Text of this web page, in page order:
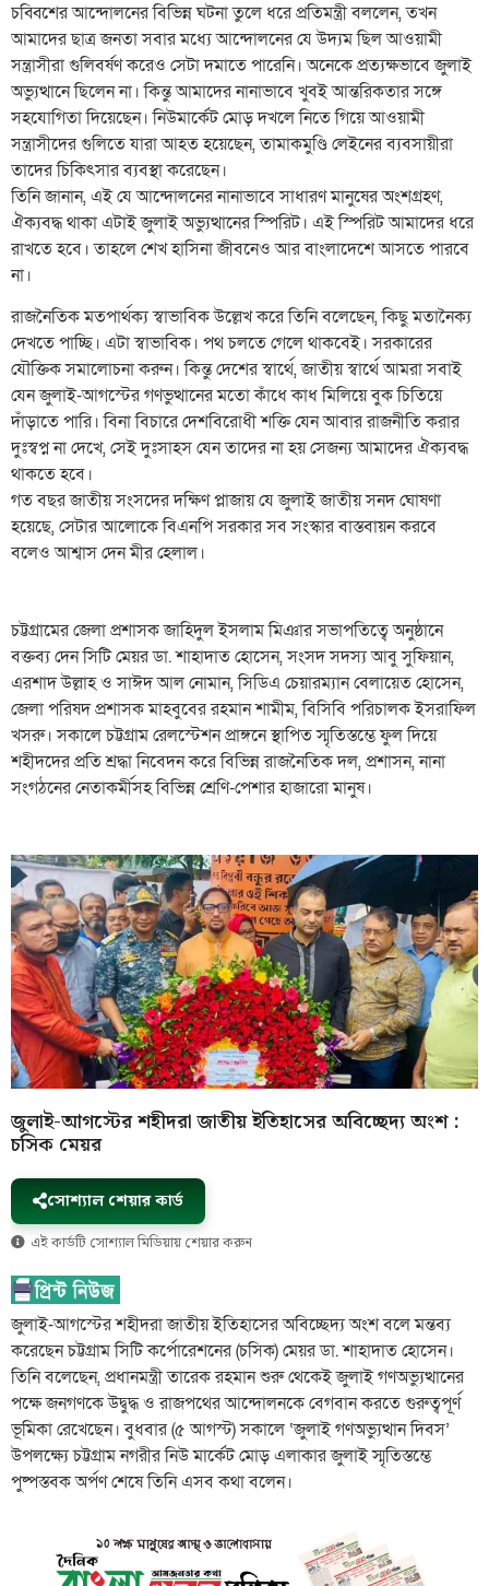
চব্বিশের আন্দোলনের বিভিন্ন ঘটনা তুলে ধরে প্রতিমন্ত্রী বললেন, তখন
আমাদের ছাত্র জনতা সবার মধ্যে আন্দোলনের যে উদ্যম ছিল আওয়ামী
সন্ত্রাসীরা গুলিবর্ষণ করেও সেটা দমাতে পারেনি। অনেকে প্রত্যক্ষভাবে জুলাই
অভ্যুত্থানে ছিলেন না। কিন্তু আমাদের নানাভাবে খুবই আন্তরিকতার সঙ্গে
সহযোগিতা দিয়েছেন। নিউমার্কেট মোড় দখলে নিতে গিয়ে আওয়ামী
সন্ত্রাসীদের গুলিতে যারা আহত হয়েছেন, তামাকমুণ্ডি লেইনের ব্যবসায়ীরা
তাদের চিকিৎসার ব্যবস্থা করেছেন।
তিনি জানান, এই যে আন্দোলনের নানাভাবে সাধারণ মানুষের অংশগ্রহণ,
ঐক্যবদ্ধ থাকা এটাই জুলাই অভ্যুত্থানের স্পিরিট। এই স্পিরিট আমাদের ধরে
রাখতে হবে। তাহলে শেখ হাসিনা জীবনেও আর বাংলাদেশে আসতে পারবে
না।
রাজনৈতিক মতপার্থক্য স্বাভাবিক উল্লেখ করে তিনি বলেছেন, কিছু মতানৈক্য
দেখতে পাচ্ছি। এটা স্বাভাবিক। পথ চলতে গেলে থাকবেই। সরকারের
যৌক্তিক সমালোচনা করুন। কিন্তু দেশের স্বার্থে, জাতীয় স্বার্থে আমরা সবাই
যেন জুলাই-আগস্টের গণভুত্থানের মতো কাঁধে কাধ মিলিয়ে বুক চিতিয়ে
দাঁড়াতে পারি। বিনা বিচারে দেশবিরোধী শক্তি যেন আবার রাজনীতি করার
দুঃস্বপ্ন না দেখে, সেই দুঃসাহস যেন তাদের না হয় সেজন্য আমাদের ঐক্যবদ্ধ
থাকতে হবে।
গত বছর জাতীয় সংসদের দক্ষিণ প্লাজায় যে জুলাই জাতীয় সনদ ঘোষণা
হয়েছে, সেটার আলোকে বিএনপি সরকার সব সংস্কার বাস্তবায়ন করবে
বলেও আশ্বাস দেন মীর হেলাল।
চট্টগ্রামের জেলা প্রশাসক জাহিদুল ইসলাম মিঞার সভাপতিত্বে অনুষ্ঠানে
বক্তব্য দেন সিটি মেয়র ডা. শাহাদাত হোসেন, সংসদ সদস্য আবু সুফিয়ান,
এরশাদ উল্লাহ ও সাঈদ আল নোমান, সিডিএ চেয়ারম্যান বেলায়েত হোসেন,
জেলা পরিষদ প্রশাসক মাহবুবের রহমান শামীম, বিসিবি পরিচালক ইসরাফিল
খসরু। সকালে চট্টগ্রাম রেলস্টেশন প্রাঙ্গনে স্থাপিত স্মৃতিস্তম্ভে ফুল দিয়ে
শহীদদের প্রতি শ্রদ্ধা নিবেদন করে বিভিন্ন রাজনৈতিক দল, প্রশাসন, নানা
সংগঠনের নেতাকর্মীসহ বিভিন্ন শ্রেণি-পেশার হাজারো মানুষ।
জুলাই-আগস্টের শহীদরা জাতীয় ইতিহাসের অবিচ্ছেদ্য অংশ :
চসিক মেয়র
সোশ্যাল শেয়ার কার্ড
এই কার্ডটি সোশ্যাল মিডিয়ায় শেয়ার করুন
জুলাই-আগস্টের শহীদরা জাতীয় ইতিহাসের অবিচ্ছেদ্য অংশ বলে মন্তব্য
করেছেন চট্টগ্রাম সিটি কর্পোরেশনের (চসিক) মেয়র ডা. শাহাদাত হোসেন।
তিনি বলেছেন, প্রধানমন্ত্রী তারেক রহমান শুরু থেকেই জুলাই গণঅভ্যুত্থানের
পক্ষে জনগণকে উদ্বুদ্ধ ও রাজপথের আন্দোলনকে বেগবান করতে গুরুত্বপূর্ণ
ভূমিকা রেখেছেন। বুধবার (৫ আগস্ট) সকালে ‘জুলাই গণঅভ্যুত্থান দিবস’
উপলক্ষ্যে চট্টগ্রাম নগরীর নিউ মার্কেট মোড় এলাকার জুলাই স্মৃতিস্তম্ভে
পুষ্পস্তবক অর্পণ শেষে তিনি এসব কথা বলেন।